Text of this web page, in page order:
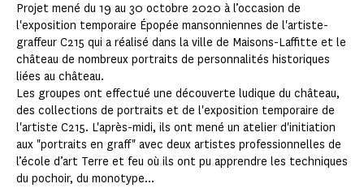
Projet mené du 19 au 30 octobre 2020 à l’occasion de
l'exposition temporaire Épopée mansonniennes de l'artiste-
graffeur C215 qui a réalisé dans la ville de Maisons-Laffitte et le
château de nombreux portraits de personnalités historiques
liées au château.
Les groupes ont effectué une découverte ludique du château,
des collections de portraits et de l'exposition temporaire de
l'artiste C215. L'après-midi, ils ont mené un atelier d'initiation
aux "portraits en graff" avec deux artistes professionnelles de
l’école d’art Terre et feu où ils ont pu apprendre les techniques
du pochoir, du monotype...